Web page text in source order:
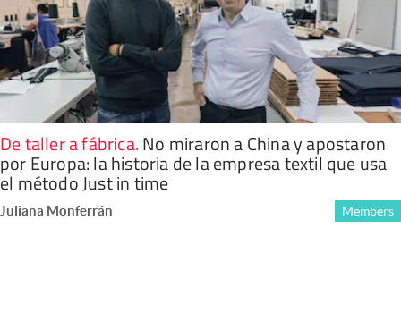
De taller a fábrica.No miraron a China y apostaron
por Europa: la historia de la empresa textil que usa
el método Just in time
Juliana Monferrán Members